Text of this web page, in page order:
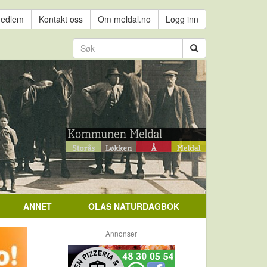
Kontakt oss Om meldal.no Logg inn
ANNET OLAS NATURDAGBOK
Annonser